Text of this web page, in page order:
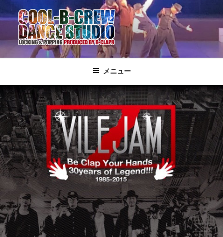
COOL-B-CREW DANCE STUDIO｜姫
路市のダンススクール
クールビークルーダンススタジオ。姫路市英賀保にある老舗のダンスス
メニュー